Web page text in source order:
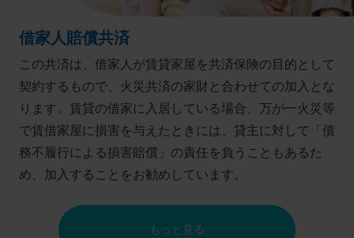
借家人賠償共済
この共済は、借家人が賃貸家屋を共済保険の目的として
契約するもので、火災共済の家財と合わせての加入とな
ります。賃貸の借家に入居している場合、万が一火災等
で賃借家屋に損害を与えたときには、貸主に対して「債
務不履行による損害賠償」の責任を負うこともあるた
め、加入することをお勧めしています。
もっと見る